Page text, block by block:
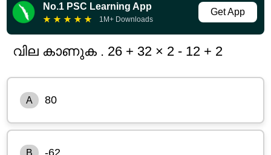
No.1 PSC Learning App
★ ★ ★ ★ ★ 1M+ Downloads
Get App
വില കാണുക . 26 + 32 × 2 - 12 + 2
A 80
B -62